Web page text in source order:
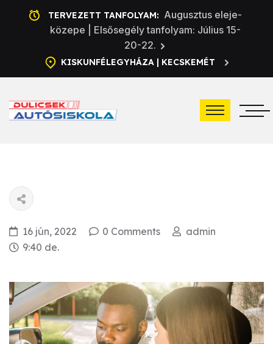
TERVEZETT TANFOLYAM: Augusztus eleje-
közepe | Elsősegély tanfolyam: Július 15-
20-22.
KISKUNFÉLEGYHÁZA | KECSKEMÉT
16 jún, 2022 0 Comments
admin
9:40 de.